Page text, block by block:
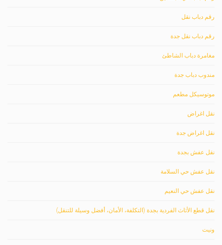
رقم دباب نقل
رقم دباب نقل جدة
مغامرة دباب الشاطئ
مندوب دباب جدة
موتوسيكل مطعم
نقل اغراض
نقل اغراض جدة
نقل عفش بجدة
نقل عفش حي السلامة
نقل عفش حي النعيم
نقل قطع الأثاث الفردية بجدة (التكلفة، الأمان، أفضل وسيلة للتنقل)
ونيت